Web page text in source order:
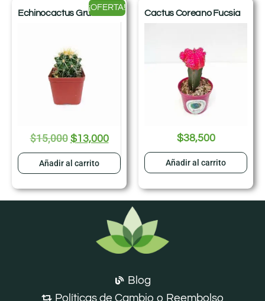
Echinocactus Grusonii
¡OFERTA!
$15,000 $13,000
Añadir al carrito
Cactus Coreano Fucsia
$38,500
Añadir al carrito
Blog
Políticas de Cambio o Reembolso